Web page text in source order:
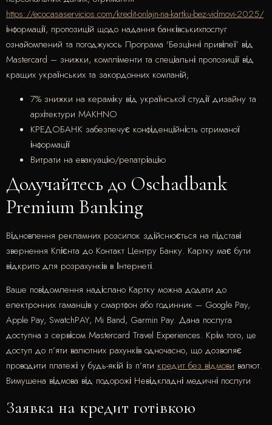
https://ecocasaservicios.com/kredit-onlajn-na-kartku-bez-vidmovi-2025/
інформації, пропозицій щодо надання банківськихпослуг
ознайомлений та погоджуюсь Програма 'Безцінні привілеї’ від
Mastercard – знижки, компліменти та спеціальні пропозиції від
кращих українських та закордонних компаній;
7% знижки на кераміку від української студії дизайну та
архітектури MAKHNO
КРЕДОБАНК забезпечує конфіденційність отриманої
інформації
Витрати на евакуацію/репатріацію
Долучайтесь до Oschadbank
Premium Banking
Відновлення рекламних розсилок здійснюється на підставі
звернення Клієнта до Контакт Центру Банку. Картку має бути
відкрито для розрахунків в Інтернеті.
Ваше повідомлення надіслано Картку можна додати до
електронних гаманців у смартфон або годинник – Google Pay,
Apple Pay, SwatchРAY, Mi Band, Garmin Pay. Дана послуга
доступна з сервісом Mastercard Travel Experiences. Крім того, це
доступ до п’яти валютних рахунків одночасно, що дозволяє
проводити платежі у будь-якій із п’яти кредит без відмови валют.
Вимушена відмова від подорожі Невідкладні медичні послуги
Заявка на кредит готівкою